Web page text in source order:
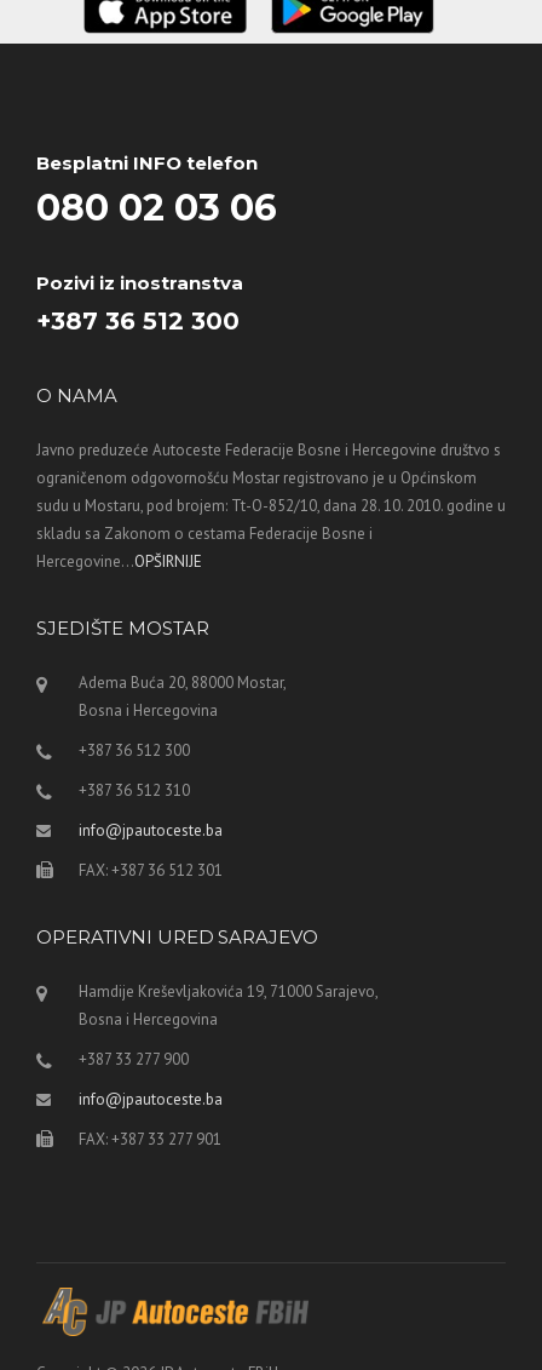
Besplatni INFO telefon
080 02 03 06
Pozivi iz inostranstva
+387 36 512 300
O NAMA
Javno preduzeće Autoceste Federacije Bosne i Hercegovine društvo s
ograničenom odgovornošću Mostar registrovano je u Općinskom
sudu u Mostaru, pod brojem: Tt-O-852/10, dana 28. 10. 2010. godine u
skladu sa Zakonom o cestama Federacije Bosne i
Hercegovine...OPŠIRNIJE
SJEDIŠTE MOSTAR
Adema Buća 20, 88000 Mostar,
Bosna i Hercegovina
+387 36 512 300
+387 36 512 310
info@jpautoceste.ba
FAX: +387 36 512 301
OPERATIVNI URED SARAJEVO
Hamdije Kreševljakovića 19, 71000 Sarajevo,
Bosna i Hercegovina
+387 33 277 900
info@jpautoceste.ba
FAX: +387 33 277 901